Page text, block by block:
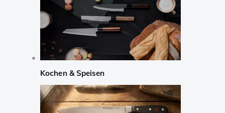
Kochen & Speisen